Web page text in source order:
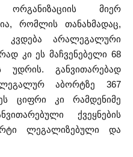
მიერ
რომლის თანახმადაც,
არალეგალური
კი ეს მაჩვენებელი 68
განვითარებად
აბორტზე 367
ციფრი კი რამდენიმე
ქვეყნების
ლეგალიზებული და